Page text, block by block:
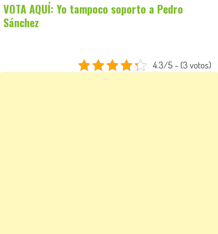
VOTA AQUÍ: Yo tampoco soporto a Pedro
Sánchez
4.3/5 - (3 votos)